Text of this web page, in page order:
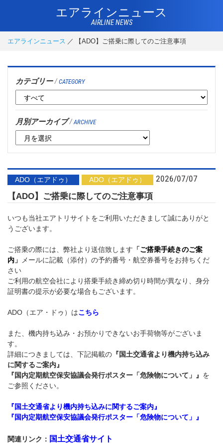
エアラインニュース
AIRLINE NEWS
エアラインニュース 【ADO】ご搭乗に際してのご注意事項
カテゴリー/ CATEGORY
月別アーカイブ/ ARCHIVE
ADO（エアドゥ） ADO（エアドゥ）
2026/07/07
【ADO】ご搭乗に際してのご注意事項
いつも当社エアトリサイトをご利用いただきまして誠にありがと
うございます。
ご搭乗の際には、弊社より送信致します 「ご搭乗手続きのご案
内 」
メールに記載（添付）の予約番号・航空券番号をお持ちくだ
さい
ご利用の航空会社により搭乗手続き締め切り時間が異なり、身分
証明書の提示が必要な場合もございます。
ADO（エア・ドゥ）はこちら
また、機内持ち込み・お預かりできないお手荷物等がございま
す。
詳細につきましては、下記掲載の 『国土交通省より機内持ち込み
に関するご案内』
『国内定期航空保安協議会発行ポスター「危険物について」』 を
ご参照ください。
『国土交通省より機内持ち込みに関するご案内』
『国内定期航空保安協議会発行ポスター「危険物について」』
関連リンク： 国土交通省サイト